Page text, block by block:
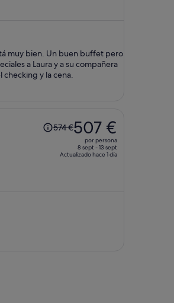
847 €
por
persona
buffet pero
a Laura y a su compañera
y la cena.
El
precio
574 €507 €
por persona
8 sept - 13 sept
Actualizado hace 1 día